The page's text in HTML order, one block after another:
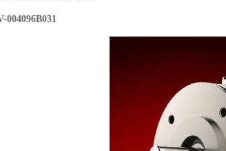
004096B031